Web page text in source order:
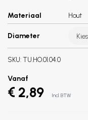
Materiaal Hout
Diameter Kies
SKU: TU.HO.01.04.0
Vanaf
€ 2,89 Incl. BTW